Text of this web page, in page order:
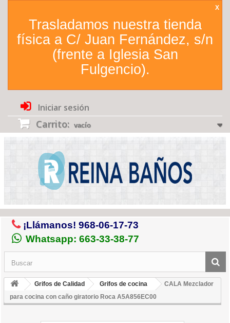
Trasladamos nuestra tienda
física a C/ Juan Fernández, s/n
(frente a Iglesia San
Fulgencio).
X
Iniciar sesión
Carrito: vacío
¡Llámanos! 968-06-17-73
Whatsapp: 663-33-38-77
Grifos de Calidad Grifos de cocina
CALA Mezclador
para cocina con caño giratorio Roca A5A856EC00